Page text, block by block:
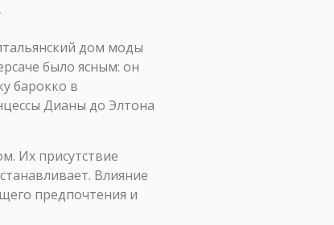
дом моды
было ясным: он
барокко в
Дианы до Элтона
Их присутствие
Влияние
предпочтения и